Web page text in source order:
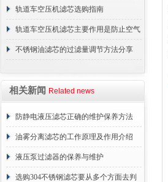
长期稳定运行
轨道车空压机滤芯选购指南
轨道车空压机滤芯主要作用是防止空气
中的杂质和油脂浓度升高
不锈钢油滤芯的过滤量调节方法分享
相关新闻 Related news
防静电液压滤芯正确的维护保养方法
油雾分离滤芯的工作原理及作用介绍
液压泵过滤器的保养与维护
选购304不锈钢滤芯要从多个方面去判